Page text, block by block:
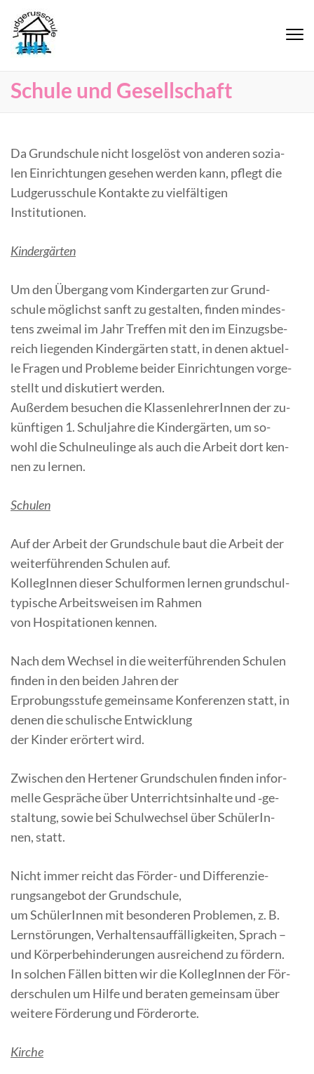
Schu­le und Gesellschaft
Da Grund­schu­le nicht los­ge­löst von an­de­ren so­zia­
len Ein­rich­tun­gen ge­se­hen wer­den kann, pflegt die
Lud­ge­rus­schu­le Kon­tak­te zu viel­fäl­ti­gen
Institutionen.
Kin­der­gär­ten
Um den Über­gang vom Kin­der­gar­ten zur Grund­
schu­le mög­lichst sanft zu ge­stal­ten, fin­den min­des­
tens zwei­mal im Jahr Tref­fen mit den im Ein­zugs­be­
reich lie­gen­den Kin­der­gär­ten statt, in de­nen ak­tu­el­
le Fra­gen und Pro­ble­me bei­der Ein­rich­tun­gen vor­ge­
stellt und dis­ku­tiert werden.
Au­ßer­dem be­su­chen die Klas­sen­leh­re­rIn­nen der zu­
künf­ti­gen 1. Schul­jah­re die Kin­der­gär­ten, um so­
wohl die Schul­neu­lin­ge als auch die Ar­beit dort ken­
nen zu lernen.
Schu­len
Auf der Ar­beit der Grund­schu­le baut die Ar­beit der
wei­ter­füh­ren­den Schu­len auf.
Kol­le­gIn­nen die­ser Schul­for­men ler­nen grund­schul­
ty­pi­sche Ar­beits­wei­sen im Rahmen
von Hos­pi­ta­tio­nen kennen.
Nach dem Wech­sel in die wei­ter­füh­ren­den Schu­len
fin­den in den bei­den Jah­ren der
Er­pro­bungs­stu­fe ge­mein­sa­me Kon­fe­ren­zen statt, in
de­nen die schu­li­sche Entwicklung
der Kin­der er­ör­tert wird.
Zwi­schen den Her­te­ner Grund­schu­len fin­den in­for­
mel­le Ge­sprä­che über Un­ter­richts­in­hal­te und ‑ge­
stal­tung, so­wie bei Schul­wech­sel über Schü­le­rIn­
nen, statt.
Nicht im­mer reicht das För­der- und Dif­fe­ren­zie­
rungs­an­ge­bot der Grundschule,
um Schü­le­rIn­nen mit be­son­de­ren Pro­ble­men, z. B.
Lern­stö­run­gen, Ver­hal­tens­auf­fäl­lig­kei­ten, Sprach –
und Kör­per­be­hin­de­run­gen aus­rei­chend zu för­dern.
In sol­chen Fäl­len bit­ten wir die Kol­le­gIn­nen der För­
der­schu­len um Hil­fe und be­ra­ten ge­mein­sam über
wei­te­re För­de­rung und Förderorte.
Kir­che